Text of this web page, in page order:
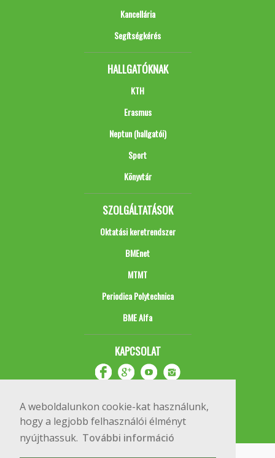
A weboldalunkon cookie-kat használunk,
hogy a legjobb felhasználói élményt
nyújthassuk. További információ
Kancellária
Segítségkérés
HALLGATÓKNAK
KTH
Erasmus
Neptun (hallgatói)
Sport
Könyvtár
SZOLGÁLTATÁSOK
Oktatási keretrendszer
BMEnet
MTMT
Periodica Polytechnica
BME Alfa
KAPCSOLAT